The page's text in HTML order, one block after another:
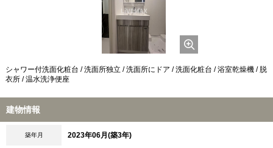
シャワー付洗面化粧台 / 洗面所独立 / 洗面所にドア / 洗面化粧台 / 浴室乾燥機 / 脱
衣所 / 温水洗浄便座
建物情報
築年月 2023年06月(築3年)